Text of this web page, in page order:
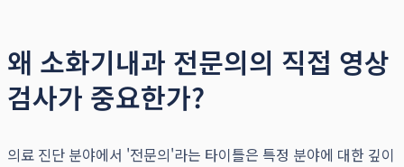
왜 소화기내과 전문의의 직접 영상
검사가 중요한가?
의료 진단 분야에서 '전문의'라는 타이틀은 특정 분야에 대한 깊이